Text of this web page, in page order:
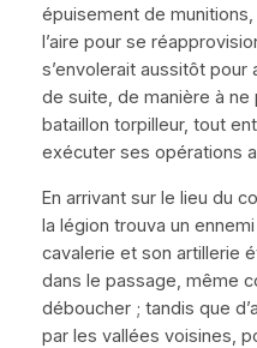
épuisement de munitions,
l’aire pour se
s’envolerait aussitôt pour
de suite, de manière à ne
bataillon torpilleur, tout
exécuter ses opérations
En arrivant sur le lieu du
la légion trouva un
cavalerie et son artillerie
dans le passage, même
déboucher ; tandis que
par les vallées voisines,